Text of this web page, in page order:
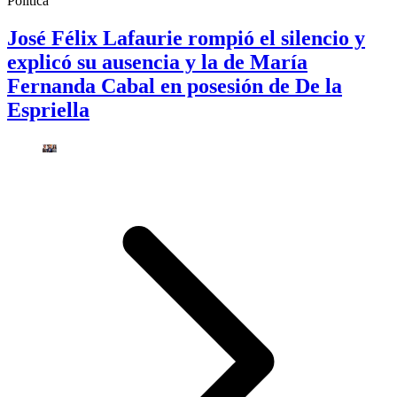
José Félix Lafaurie rompió el silencio y
explicó su ausencia y la de María
Fernanda Cabal en posesión de De la
Espriella